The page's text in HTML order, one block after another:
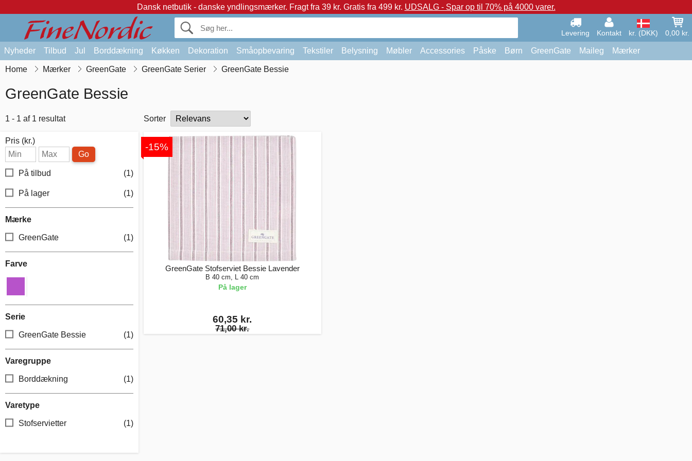
Dansk netbutik - danske yndlingsmærker. Fragt fra 39 kr. Gratis fra 499 kr. UDSALG - Spar op til 70% på 4000 varer.
Levering Kontakt kr. (DKK) 0,00 kr.
Nyheder Tilbud Jul Borddækning Køkken Dekoration Småopbevaring Tekstiler Belysning Møbler Accessories Påske Børn GreenGate Maileg Mærker
Home Mærker GreenGate GreenGate Serier GreenGate Bessie
GreenGate Bessie
1 - 1 af 1 resultat Sorter
Pris (kr.)
Go
På tilbud (1)
På lager (1)
Mærke
GreenGate (1)
Farve
Serie
GreenGate Bessie (1)
Varegruppe
Borddækning (1)
Varetype
Stofservietter (1)
-15%
GreenGate Stofserviet Bessie Lavender
B 40 cm, L 40 cm
På lager
60,35 kr.
71,00 kr.